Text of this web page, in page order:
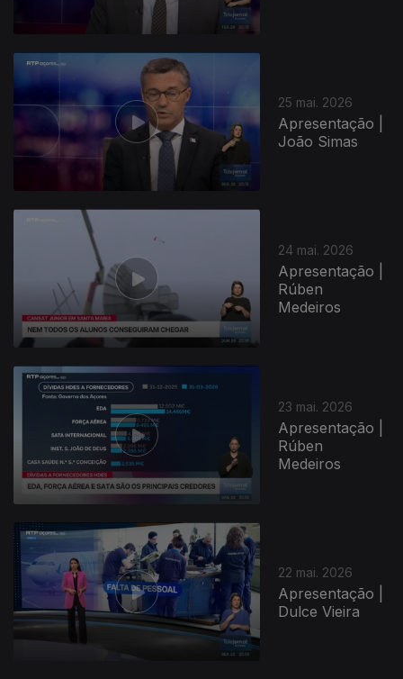
25 mai. 2026
Apresentação |
João Simas
24 mai. 2026
Apresentação |
Rúben
Medeiros
23 mai. 2026
Apresentação |
Rúben
Medeiros
22 mai. 2026
Apresentação |
Dulce Vieira